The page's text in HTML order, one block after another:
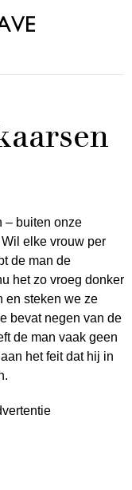
– buiten onze
elke vrouw per
de man de
het zo vroeg donker
en steken we ze
bevat negen van de
de man vaak geen
het feit dat hij in